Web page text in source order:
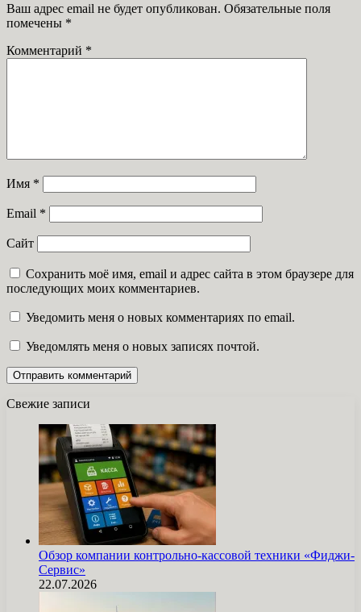
Ваш адрес email не будет опубликован. Обязательные поля
помечены *
Комментарий *
Имя *
Email *
Сайт
Сохранить моё имя, email и адрес сайта в этом браузере для
последующих моих комментариев.
Уведомить меня о новых комментариях по email.
Уведомлять меня о новых записях почтой.
Свежие записи
Обзор компании контрольно-кассовой техники «Фиджи-
Сервис»
22.07.2026